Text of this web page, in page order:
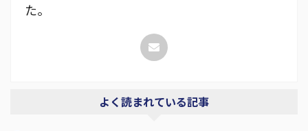
た。
よく読まれている記事